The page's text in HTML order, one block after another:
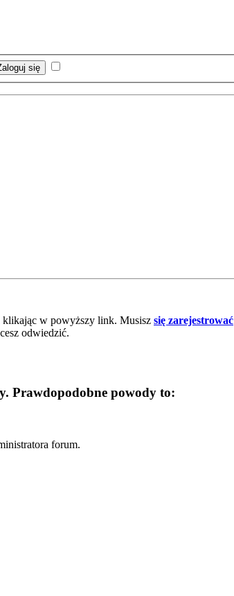
klikając w powyższy link. Musisz się zarejestrować
odwiedzić.
Prawdopodobne powody to:
forum.